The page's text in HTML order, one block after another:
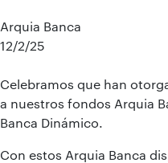
Arquia Banca
12/2/25
Celebramos que han
a nuestros fondos Arquia
Banca Dinámico.
Con estos Arquia Banca